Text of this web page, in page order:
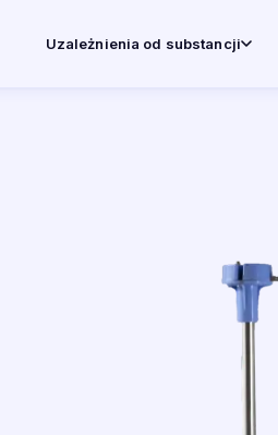
Uzależnienia od substancji